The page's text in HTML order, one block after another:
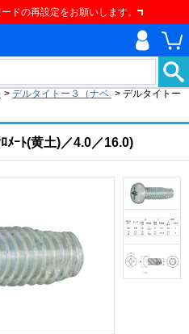
ドの再設定をお願いします。
> デルタイトー３（ナベ > デルタイトー
ﾒｰﾄ(黄土)／4.0／16.0)